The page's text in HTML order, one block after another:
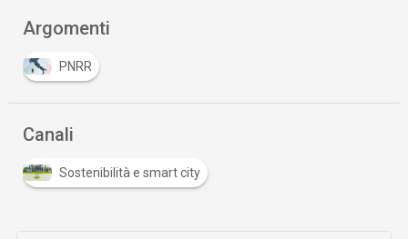
Argomenti
PNRR
Canali
Sostenibilità e smart city